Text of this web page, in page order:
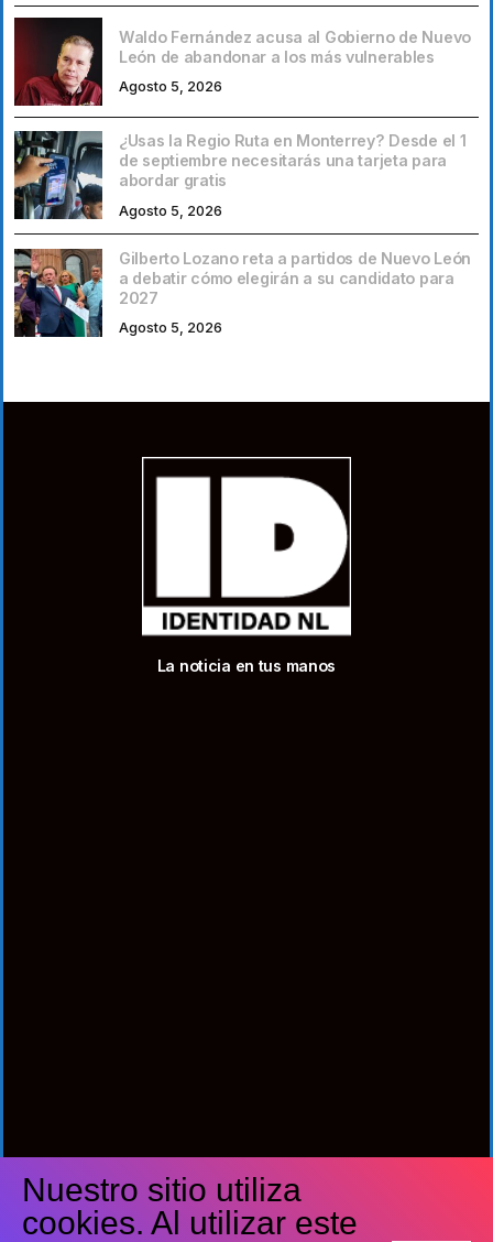
Waldo Fernández acusa al Gobierno de Nuevo
León de abandonar a los más vulnerables
Agosto 5, 2026
¿Usas la Regio Ruta en Monterrey? Desde el 1
de septiembre necesitarás una tarjeta para
abordar gratis
Agosto 5, 2026
Gilberto Lozano reta a partidos de Nuevo León
a debatir cómo elegirán a su candidato para
2027
Agosto 5, 2026
La noticia en tus manos
Síguenos
Nuestro sitio utiliza
cookies. Al utilizar este